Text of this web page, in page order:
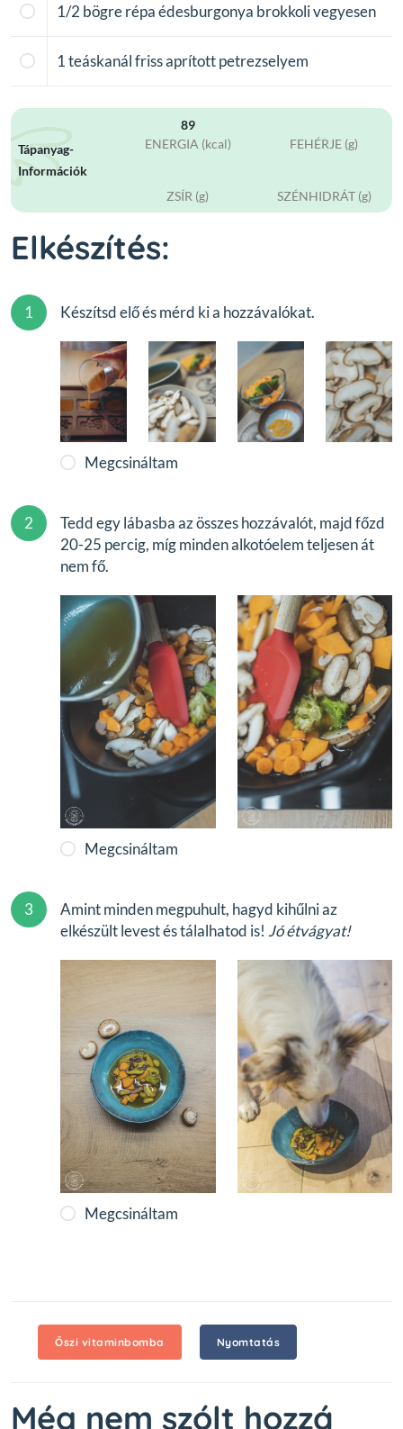
1/2 bögre répa édesburgonya brokkoli vegyesen
1teáskanál friss aprított petrezselyem
Tápanyag-
Információk
89
ENERGIA (kcal)
FEHÉRJE (g)
ZSÍR (g) SZÉNHIDRÁT (g)
Elkészítés:
1 Készítsd elő és mérd ki a hozzávalókat.
Megcsináltam
2
Tedd egy lábasba az összes hozzávalót, majd főzd
20-25 percig, míg minden alkotóelem teljesen át
nem fő.
Megcsináltam
3
Amint minden megpuhult, hagyd kihűlni az
elkészült levest és tálalhatod is! Jó étvágyat!
Megcsináltam
Őszi vitaminbomba Nyomtatás
Még nem szólt hozzá